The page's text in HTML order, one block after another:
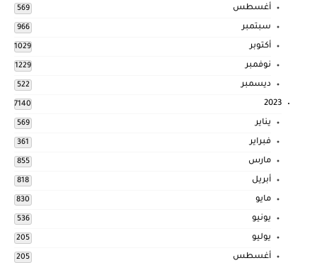
أغسطس 569
سبتمبر 966
أكتوبر 1029
نوفمبر 1229
ديسمبر 522
2023
7140
يناير 569
فبراير 361
مارس 855
أبريل 818
مايو 830
يونيو 536
يوليو 205
أغسطس 205